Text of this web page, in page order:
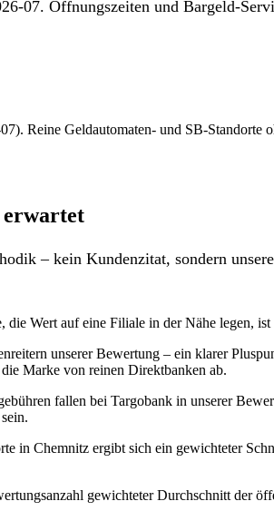
07. Öffnungszeiten und Bargeld-
Reine Geldautomaten- und SB-
erwartet
– kein Kundenzitat, sondern
Wert auf eine Filiale in der Nähe legen,
unserer Bewertung – ein klarer
Marke von reinen Direktbanken ab.
fallen bei Targobank in unserer
in Chemnitz ergibt sich ein gewichteter
gewichteter Durchschnitt der